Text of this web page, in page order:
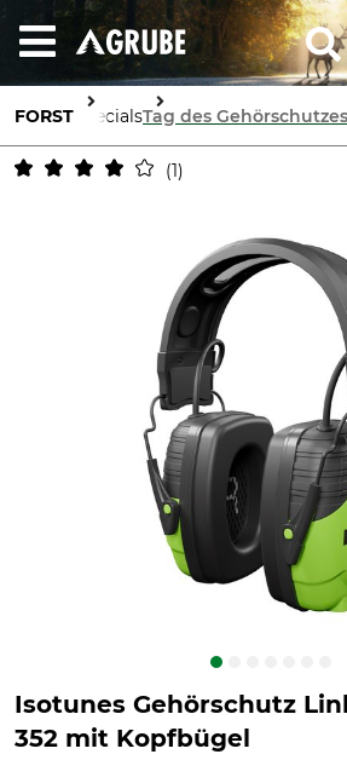
FORST SpecialsTag des Gehörschutzes
1
Isotunes Gehörschutz
352 mit Kopfbügel